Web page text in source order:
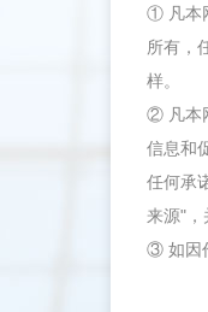
① 凡本
所有，
样。
② 凡本
信息和
任何承
来源"，
③ 如因